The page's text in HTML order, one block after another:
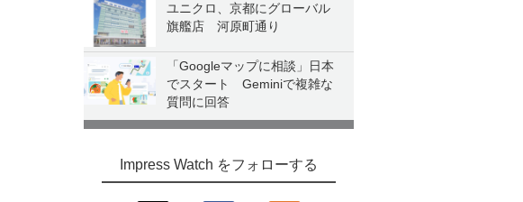
ユニクロ、京都にグローバル
旗艦店 河原町通り
「Googleマップに相談」日本
でスタート Geminiで複雑な
質問に回答
Impress Watch をフォローする